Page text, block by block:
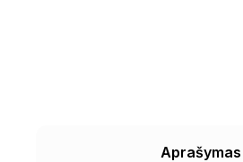
Aprašymas